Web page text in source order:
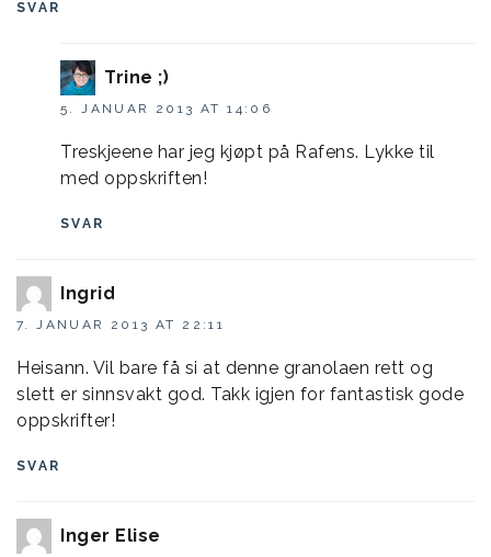
SVAR
Trine ;)
5. JANUAR 2013 AT 14:06
Treskjeene har jeg kjøpt på Rafens. Lykke til
med oppskriften!
SVAR
Ingrid
7. JANUAR 2013 AT 22:11
Heisann. Vil bare få si at denne granolaen rett og
slett er sinnsvakt god. Takk igjen for fantastisk gode
oppskrifter!
SVAR
Inger Elise